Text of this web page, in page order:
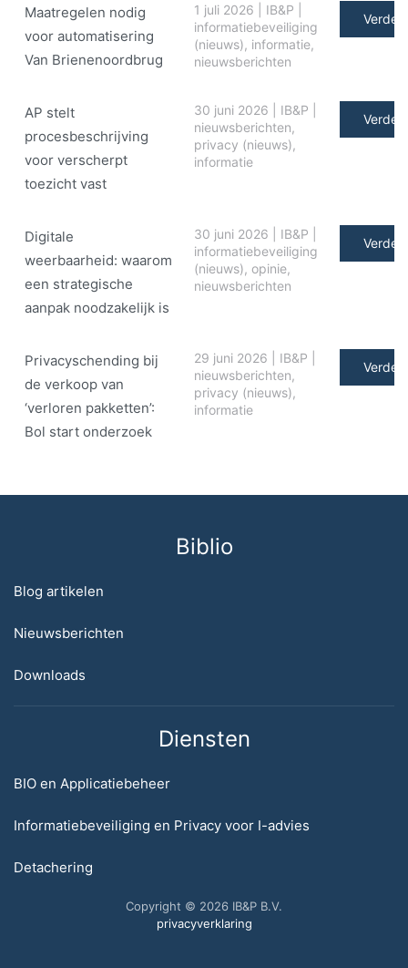
Maatregelen nodig
voor automatisering
Van Brienenoordbrug
1 juli 2026 IB&P
informatiebeveiliging
(nieuws), informatie,
nieuwsberichten
Verder
AP stelt
procesbeschrijving
voor verscherpt
toezicht vast
30 juni 2026 IB&P
nieuwsberichten,
privacy (nieuws),
informatie
Verder
Digitale
weerbaarheid: waarom
een strategische
aanpak noodzakelijk is
30 juni 2026 IB&P
informatiebeveiliging
(nieuws), opinie,
nieuwsberichten
Verder
Privacyschending bij
de verkoop van
‘verloren pakketten’:
Bol start onderzoek
29 juni 2026 IB&P
nieuwsberichten,
privacy (nieuws),
informatie
Verder
Biblio
Blog artikelen
Nieuwsberichten
Downloads
Diensten
BIO en Applicatiebeheer
Informatiebeveiliging en Privacy voor I-advies
Detachering
Copyright © 2026 IB&P B.V.
privacyverklaring